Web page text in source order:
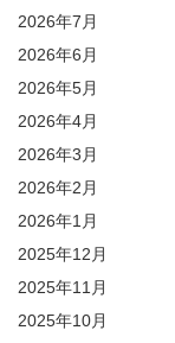
2026年7月
2026年6月
2026年5月
2026年4月
2026年3月
2026年2月
2026年1月
2025年12月
2025年11月
2025年10月